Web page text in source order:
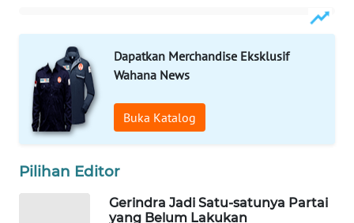
Dapatkan Merchandise Eksklusif
Wahana News
Buka Katalog
Pilihan Editor
Gerindra Jadi Satu-satunya Partai
yang Belum Lakukan
PLN
WATCH
MKLI
LPKKI
LKKI